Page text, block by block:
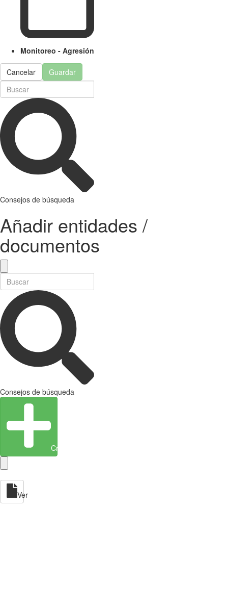
Monitoreo - Agresión
Cancelar Guardar
Consejos de búsqueda
Añadir entidades /
documentos
Consejos de búsqueda
Crear entidad
Ver